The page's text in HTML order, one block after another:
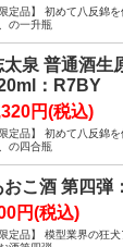
限定品】 初めて八反錦
の一升瓶
太泉 普通酒生
：R7BY
円(税込)
限定品】 初めて八反錦
の四合瓶
おこ酒 第四弾
円(税込)
限定品】 模型業界の狂